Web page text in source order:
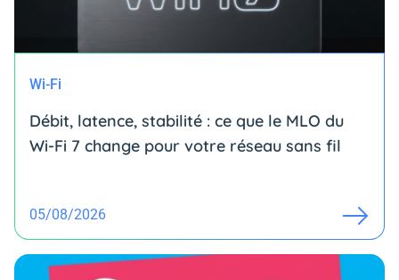
Wi-Fi
Débit, latence, stabilité : ce que le MLO du
Wi-Fi 7 change pour votre réseau sans fil
05/08/2026